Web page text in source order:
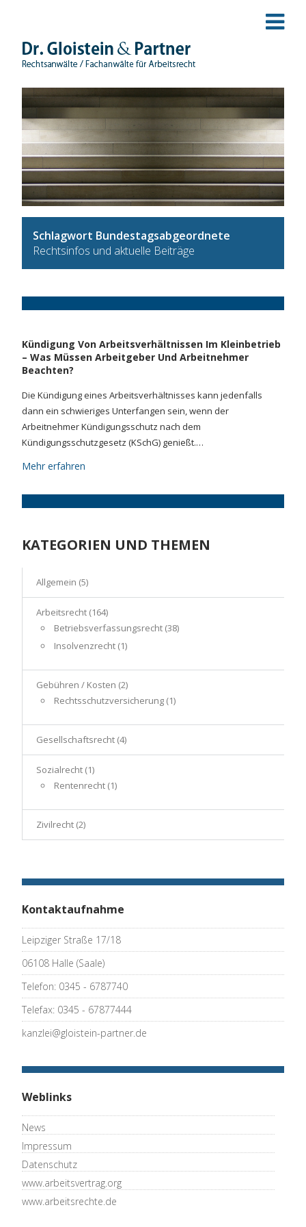
Schlagwort Bundestagsabgeordnete
Rechtsinfos und aktuelle Beiträge
Kündigung Von Arbeitsverhältnissen Im Kleinbetrieb
– Was Müssen Arbeitgeber Und Arbeitnehmer
Beachten?
Die Kündigung eines Arbeitsverhältnisses kann jedenfalls
dann ein schwieriges Unterfangen sein, wenn der
Arbeitnehmer Kündigungsschutz nach dem
Kündigungsschutzgesetz (KSchG) genießt.…
Mehr erfahren
KATEGORIEN UND THEMEN
Allgemein (5)
Arbeitsrecht (164)
Betriebsverfassungsrecht (38)
Insolvenzrecht (1)
Gebühren / Kosten (2)
Rechtsschutzversicherung (1)
Gesellschaftsrecht (4)
Sozialrecht (1)
Rentenrecht (1)
Zivilrecht (2)
Kontaktaufnahme
Leipziger Straße 17/18
06108 Halle (Saale)
Telefon: 0345 - 6787740
Telefax: 0345 - 67877444
kanzlei@gloistein-partner.de
Weblinks
News
Impressum
Datenschutz
www.arbeitsvertrag.org
www.arbeitsrechte.de